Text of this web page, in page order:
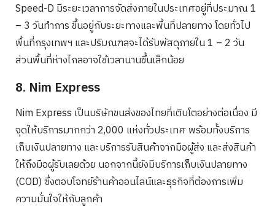
Speed-D มีระยะเวลาการจัดส่งภายในประเทศอยู่ที่ประมาณ 1
– 3 วันทำการ ขึ้นอยู่กับระยะทางและพื้นที่ปลายทาง โดยทั่วไป
พื้นที่กรุงเทพฯ และปริมณฑลจะได้รับพัสดุภายใน 1 – 2 วัน
ส่วนพื้นที่ห่างไกลอาจใช้เวลานานขึ้นเล็กน้อย
8. Nim Express
Nim Express เป็นบริษัทขนส่งของไทยที่เติบโตอย่างต่อเนื่อง มี
จุดให้บริการมากกว่า 2,000 แห่งทั่วประเทศ พร้อมทั้งบริการ
เก็บเงินปลายทาง และบริการรับสินค้าจากมือผู้ส่ง และส่งสินค้า
ให้ถึงมือผู้รับเลยด้วย นอกจากนี้ยังมีบริการเก็บเงินปลายทาง
(COD) ซึ่งตอบโจทย์ร้านค้าออนไลน์และธุรกิจที่ต้องการเพิ่ม
ความมั่นใจให้กับลูกค้า